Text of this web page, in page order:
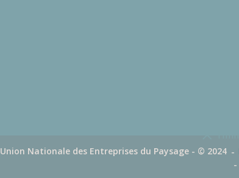
Union Nationale des Entreprises du Paysage - © 2024